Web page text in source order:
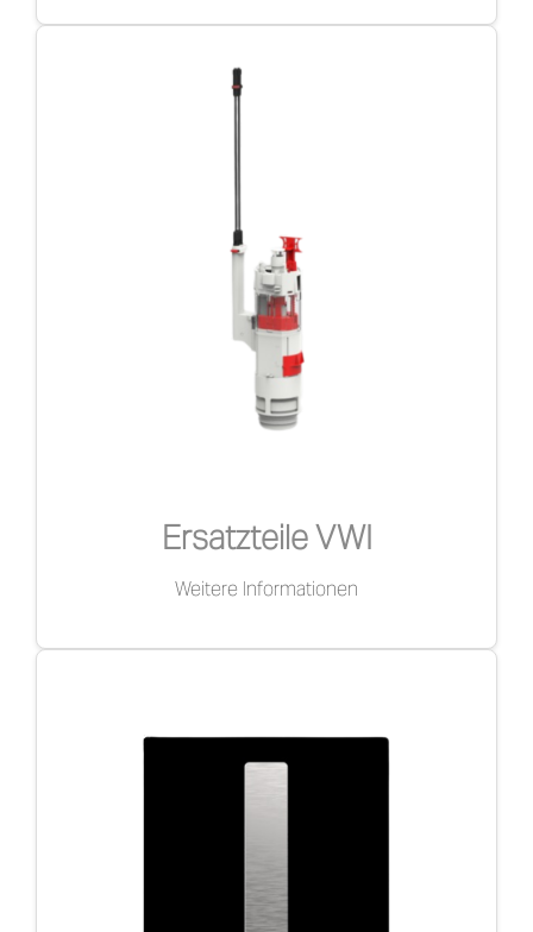
Ersatzteile VWI
Weitere Informationen